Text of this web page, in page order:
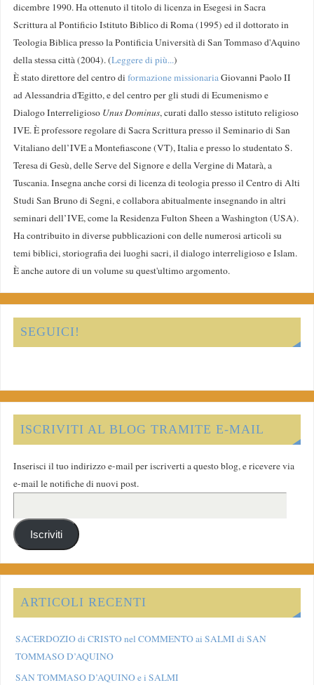
dicembre 1990. Ha ottenuto il titolo di licenza in Esegesi in Sacra
Scrittura al Pontificio Istituto Biblico di Roma (1995) ed il dottorato in
Teologia Biblica presso la Pontificia Università di San Tommaso d'Aquino
della stessa città (2004). (Leggere di più...)
È stato direttore del centro di formazione missionariaGiovanni Paolo II
ad Alessandria d'Egitto, e del centro per gli studi di Ecumenismo e
Dialogo Interreligioso Unus Dominus, curati dallo stesso istituto religioso
IVE. È professore regolare di Sacra Scrittura presso il Seminario di San
Vitaliano dell’IVE a Montefiascone (VT), Italia e presso lo studentato S.
Teresa di Gesù, delle Serve del Signore e della Vergine di Matarà, a
Tuscania. Insegna anche corsi di licenza di teologia presso il Centro di Alti
Studi San Bruno di Segni, e collabora abitualmente insegnando in altri
seminari dell’IVE, come la Residenza Fulton Sheen a Washington (USA).
Ha contribuito in diverse pubblicazioni con delle numerosi articoli su
temi biblici, storiografia dei luoghi sacri, il dialogo interreligioso e Islam.
È anche autore di un volume su quest'ultimo argomento.
SEGUICI!
ISCRIVITI AL BLOG TRAMITE E-MAIL
Inserisci il tuo indirizzo e-mail per iscriverti a questo blog, e ricevere via
e-mail le notifiche di nuovi post.
Iscriviti
ARTICOLI RECENTI
SACERDOZIO di CRISTO nel COMMENTO ai SALMI di SAN
TOMMASO D’AQUINO
SAN TOMMASO D’AQUINO e i SALMI